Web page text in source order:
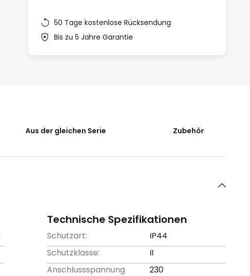
50 Tage kostenlose Rücksendung
Bis zu 5 Jahre Garantie
Aus der gleichen Serie Zubehör
Technische Spezifikationen
Schutzart:
IP44
Schutzklasse:
II
Anschlussspannung
230